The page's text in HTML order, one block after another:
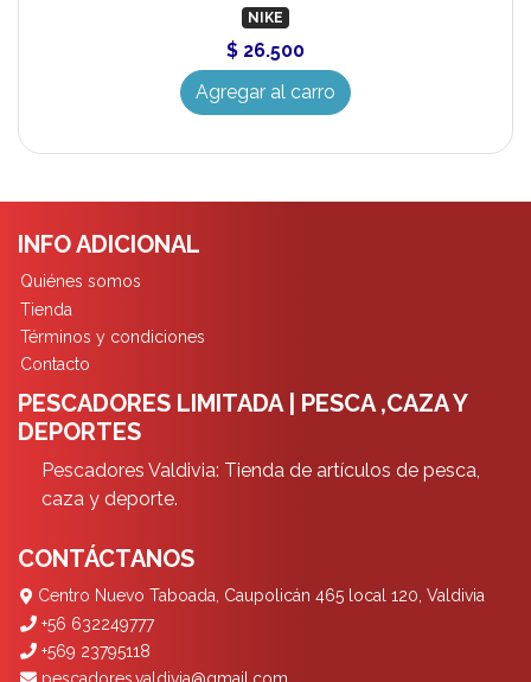
NIKE
$ 26.500
Agregar al carro
INFO ADICIONAL
Quiénes somos
Tienda
Términos y condiciones
Contacto
PESCADORES LIMITADA | PESCA ,CAZA Y
DEPORTES
Pescadores Valdivia: Tienda de artículos de pesca,
caza y deporte.
CONTÁCTANOS
Centro Nuevo Taboada, Caupolicán 465 local 120, Valdivia
+56 632249777
+569 23795118